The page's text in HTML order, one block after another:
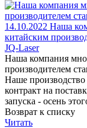
14.10.2022 Наша
китайским
JQ-Laser
Наша компания
производителем
Наше
контракт на
запуска - осень
Возврат к списку
Читать